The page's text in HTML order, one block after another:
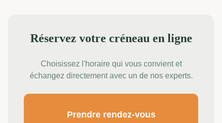
Réservez votre créneau en ligne
Choisissez l'horaire qui vous convient et
échangez directement avec un de nos experts.
Prendre rendez-vous